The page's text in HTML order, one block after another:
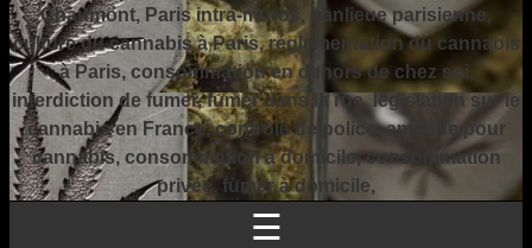
Chaumont, Paris intra-muros, banlieue parisienne,
culture du cannabis à Paris, réglementation du cannabis
à Paris, consommation en dehors de chez soi,
interdiction de fumer, fumer dans la rue, législation sur le
cannabis en France, contrôle de police, amende pour
cannabis, consommation à domicile, consommation
privée, fumer à domicile,
☰